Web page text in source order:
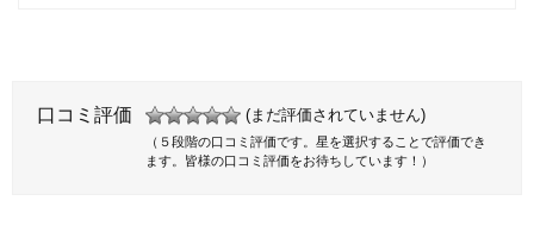
口コミ評価 (まだ評価されていません)
（５段階の口コミ評価です。星を選択することで評価でき
ます。皆様の口コミ評価をお待ちしています！）